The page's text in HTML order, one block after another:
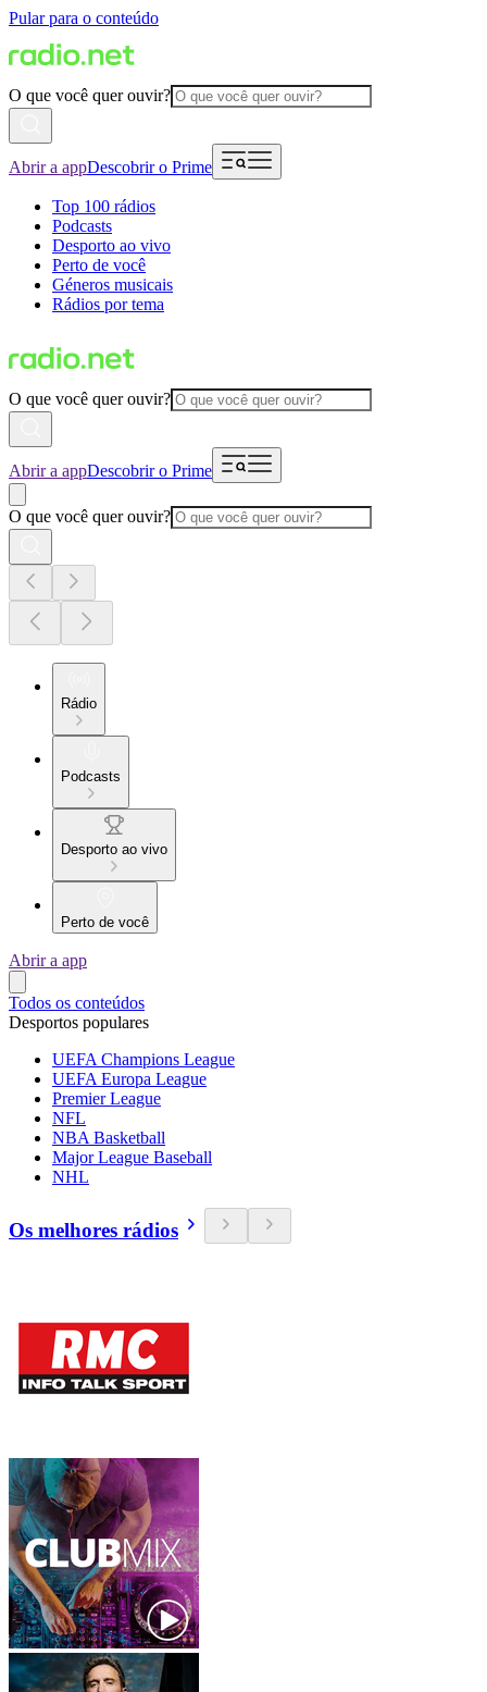
Pular para o conteúdo
O que você quer ouvir?
Abrir a appDescobrir o Prime
Top 100 rádios
Podcasts
Desporto ao vivo
Perto de você
Géneros musicais
Rádios por tema
O que você quer ouvir?
Abrir a appDescobrir o Prime
O que você quer ouvir?
Rádio
Podcasts
Desporto ao vivo
Perto de você
Abrir a app
Todos os conteúdos
Desportos populares
UEFA Champions League
UEFA Europa League
Premier League
NFL
NBA Basketball
Major League Baseball
NHL
Os melhores rádios